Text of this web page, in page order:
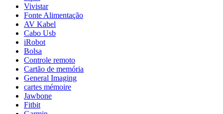
Vivistar
Fonte Alimentação
AV Kabel
Cabo Usb
iRobot
Bolsa
Controle remoto
Cartão de memória
General Imaging
cartes mémoire
Jawbone
Fitbit